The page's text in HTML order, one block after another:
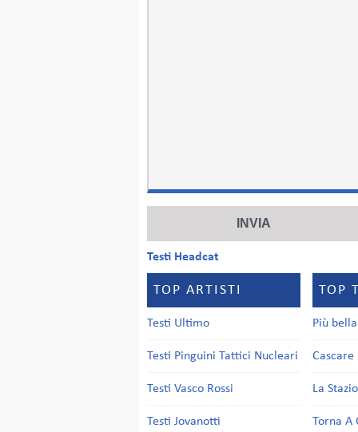
Testi Headcat
TOP ARTISTI
Testi Ultimo
Testi Pinguini Tattici Nucleari
Testi Vasco Rossi
Testi Jovanotti
TOP
Più
Cascare
La
Torna A